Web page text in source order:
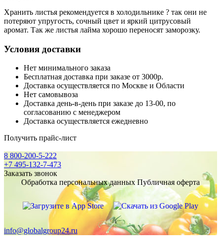
Хранить листья рекомендуется в холодильнике ? так они не
потеряют упругость, сочный цвет и яркий цитрусовый
аромат. Так же листья лайма хорошо переносят заморозку.
Условия доставки
Нет минимального заказа
Бесплатная доставка при заказе от 3000р.
Доставка осуществляется по Москве и Области
Нет самовывоза
Доставка день-в-день при заказе до 13-00, по
согласованию с менеджером
Доставка осуществляется ежедневно
Получить прайс-лист
8 800-200-5-222
+7 495-132-7-473
Заказать звонок
Обработка персональных данных Публичная оферта
info@globalgroup24.ru